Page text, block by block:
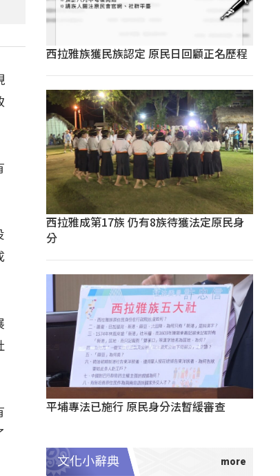
西拉雅族獲民族認定 原民日回顧正名歷程
西拉雅成第17族 仍有8族待獲法定原民身
分
平埔專法已施行 原民身分法暫緩審查
文化小辭典